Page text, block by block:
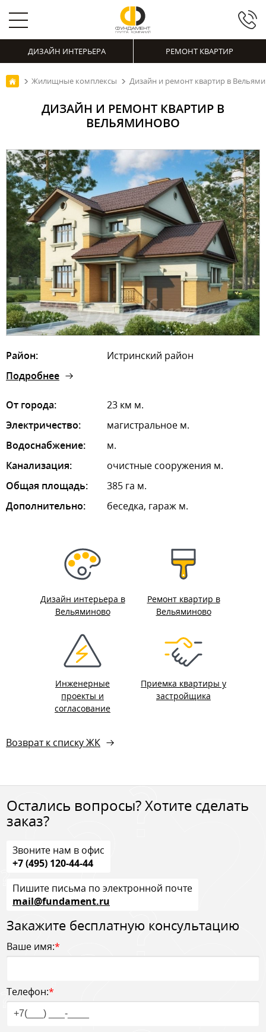
ДИЗАЙН ИНТЕРЬЕРА РЕМОНТ КВАРТИР
Жилищные комплексы Дизайн и ремонт квартир в
ДИЗАЙН И РЕМОНТ КВАРТИР В
ВЕЛЬЯМИНОВО
Район:
Истринский район
Подробнее
От города:
23 км м.
Электричество:
магистральное м.
Водоснабжение:
м.
Канализация:
очистные сооружения м.
Общая площадь:
385 га м.
Дополнительно:
беседка, гараж м.
Дизайн интерьера в
Вельяминово
Ремонт квартир в
Вельяминово
Инженерные
проекты и
согласование
Приемка квартиры у
застройщика
Возврат к списку ЖК
Остались вопросы? Хотите сделать
заказ?
Звоните нам в офис
+7 (495) 120-44-44
Пишите письма по электронной почте
mail@fundament.ru
Закажите бесплатную консультацию
Ваше имя:*
Телефон:*